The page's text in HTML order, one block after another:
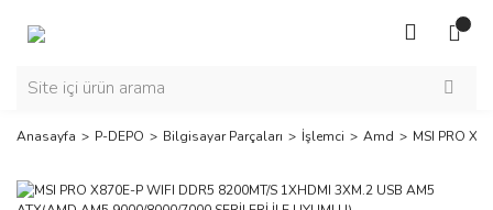
Anasayfa P-DEPO Bilgisayar Parçaları İşlemci Amd MSI PRO